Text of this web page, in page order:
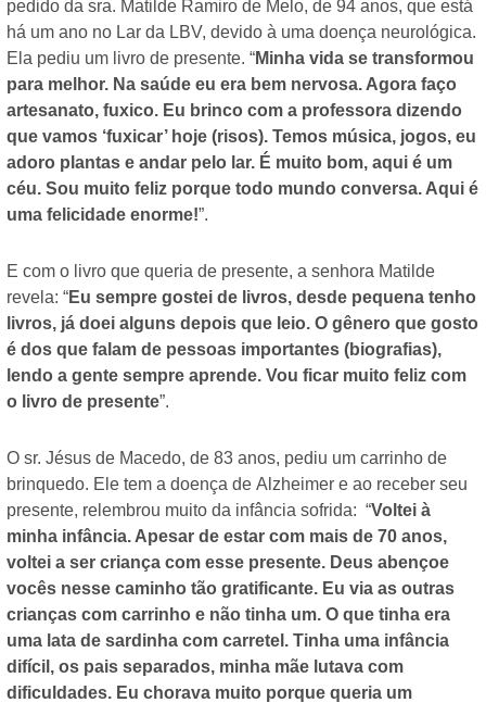
pedido da sra. Matilde Ramiro de Melo, de 94 anos, que está
há um ano no Lar da LBV, devido à uma doença neurológica.
Ela pediu um livro de presente. “Minha vida se transformou
para melhor. Na saúde eu era bem nervosa. Agora faço
artesanato, fuxico. Eu brinco com a professora dizendo
que vamos ‘fuxicar’ hoje (risos). Temos música, jogos, eu
adoro plantas e andar pelo lar. É muito bom, aqui é um
céu. Sou muito feliz porque todo mundo conversa. Aqui é
uma felicidade enorme!”.
E com o livro que queria de presente, a senhora Matilde
revela: “Eu sempre gostei de livros, desde pequena tenho
livros, já doei alguns depois que leio. O gênero que gosto
é dos que falam de pessoas importantes (biografias),
lendo a gente sempre aprende. Vou ficar muito feliz com
o livro de presente”.
O sr. Jésus de Macedo, de 83 anos, pediu um carrinho de
brinquedo. Ele tem a doença de Alzheimer e ao receber seu
presente, relembrou muito da infância sofrida: “Voltei à
minha infância. Apesar de estar com mais de 70 anos,
voltei a ser criança com esse presente. Deus abençoe
vocês nesse caminho tão gratificante. Eu via as outras
crianças com carrinho e não tinha um. O que tinha era
uma lata de sardinha com carretel. Tinha uma infância
difícil, os pais separados, minha mãe lutava com
dificuldades. Eu chorava muito porque queria um